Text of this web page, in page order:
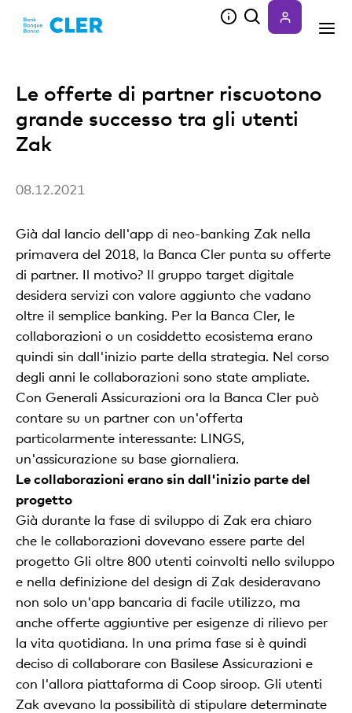
Le offerte di partner riscuotono
grande successo tra gli utenti
Zak
08.12.2021
Già dal lancio dell'app di neo-banking Zak nella
primavera del 2018, la Banca Cler punta su offerte
di partner. Il motivo? Il gruppo target digitale
desidera servizi con valore aggiunto che vadano
oltre il semplice banking. Per la Banca Cler, le
collaborazioni o un cosiddetto ecosistema erano
quindi sin dall'inizio parte della strategia. Nel corso
degli anni le collaborazioni sono state ampliate.
Con Generali Assicurazioni ora la Banca Cler può
contare su un partner con un'offerta
particolarmente interessante: LINGS,
un'assicurazione su base giornaliera.
Le collaborazioni erano sin dall'inizio parte del
progetto
Già durante la fase di sviluppo di Zak era chiaro
che le collaborazioni dovevano essere parte del
progetto Gli oltre 800 utenti coinvolti nello sviluppo
e nella definizione del design di Zak desideravano
non solo un'app bancaria di facile utilizzo, ma
anche offerte aggiuntive per esigenze di rilievo per
la vita quotidiana. In una prima fase si è quindi
deciso di collaborare con Basilese Assicurazioni e
con l'allora piattaforma di Coop siroop. Gli utenti
Zak avevano la possibilità di stipulare determinate